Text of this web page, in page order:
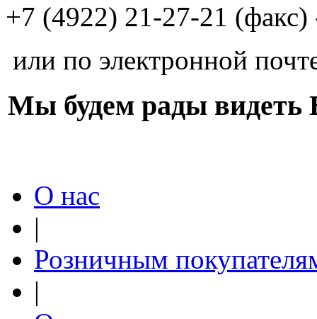
Вендела (Vendela) Бело-кремовый
Полар стар (Polar star)
+7 (4922) 21-27-21
или по электронной
Мы будем рады видеть
О нас
|
Розничным
|